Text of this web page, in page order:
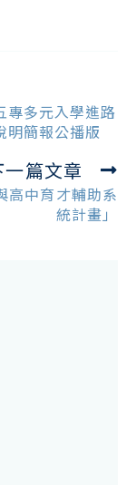
專多元入學進路
明簡報公播版
一篇文章
高中育才輔助系
統計畫」